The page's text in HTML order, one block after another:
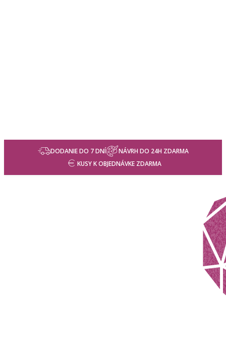
DODANIE DO 7 DNÍ
NÁVRH DO 24H ZDARMA
KUSY K OBJEDNÁVKE ZDARMA